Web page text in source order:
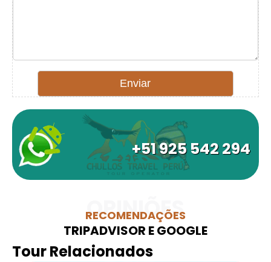
+51 925 542 294
OPINIÕES
RECOMENDAÇÕES
TRIPADVISOR E GOOGLE
Tour Relacionados